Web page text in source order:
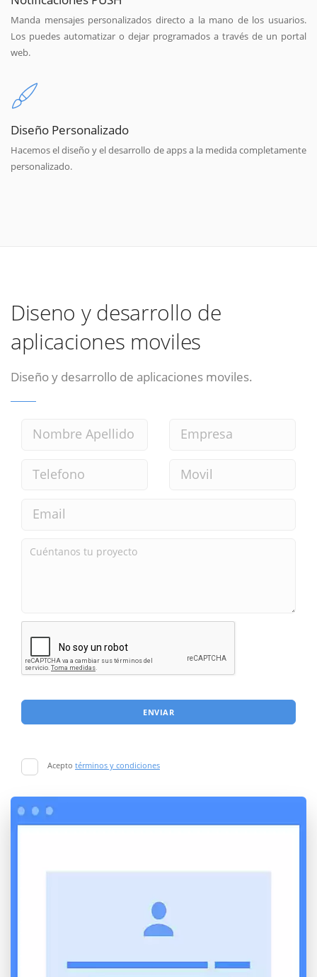
Manda mensajes personalizados directo a la mano de los usuarios.
Los puedes automatizar o dejar programados a través de un portal
web.
Diseño Personalizado
Hacemos el diseño y el desarrollo de apps a la medida completamente
personalizado.
Diseno y desarrollo de
aplicaciones moviles
Diseño y desarrollo de aplicaciones moviles.
ENVIAR
Acepto términos y condiciones